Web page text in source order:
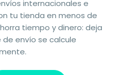
internacionales e
tu tienda en menos de
tiempo y dinero: deja
envío se calcule